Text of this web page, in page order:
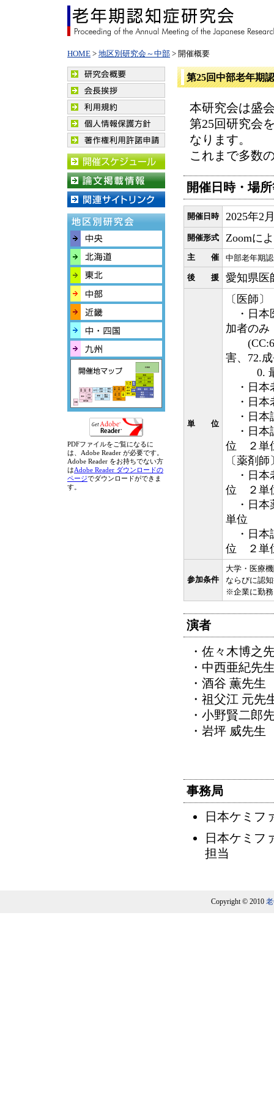
HOME > 地区別研究会～中部 > 開催概要
第25回中部老年期
本研究会は盛
第25回研究会
なります。
これまで多数
開催日時・場
開催日時 2025年2
開催形式 Zoomに
主 催 中部老年期
後 援 愛知県医
単 位
〔医師〕
・日本
加者のみ
(CC:6.
害、72.
0.
・日本
・日本
・日本
・日本
位 ２単
〔薬剤師
・日本
位 ２単
・日本
単位
・日本
位 ２単
参加条件
大学・医療
ならびに認
※企業に勤
演者
・佐々木博之
・中西亜紀先
・酒谷 薫先生
・祖父江 元先
・小野賢二郎
・岩坪 威先生
事務局
日本ケミ
日本ケミフ
担当
PDFファイルをご覧になるに
は、Adobe Reader が必要です。
Adobe Reader をお持ちでない方
はAdobe Reader ダウンロードの
ページでダウンロードができま
す。
Copyright © 2010